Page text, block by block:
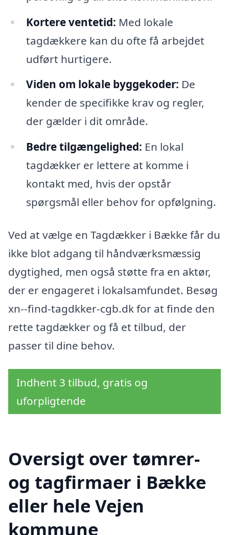
Kortere ventetid: Med lokale
tagdækkere kan du ofte få arbejdet
udført hurtigere.
Viden om lokale byggekoder: De
kender de specifikke krav og regler,
der gælder i dit område.
Bedre tilgængelighed: En lokal
tagdækker er lettere at komme i
kontakt med, hvis der opstår
spørgsmål eller behov for opfølgning.
Ved at vælge en Tagdækker i Bække får du
ikke blot adgang til håndværksmæssig
dygtighed, men også støtte fra en aktør,
der er engageret i lokalsamfundet. Besøg
xn--find-tagdkker-cgb.dk for at finde den
rette tagdækker og få et tilbud, der
passer til dine behov.
Indhent 3 tilbud, gratis og
uforpligtende
Oversigt over tømrer-
og tagfirmaer i Bække
eller hele Vejen
kommune